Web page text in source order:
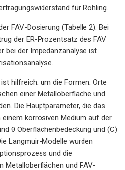
für Rohling.
FAV-Dosierung (Tabelle 2). Bei
der ER-Prozentsatz des FAV
bei der Impedanzanalyse ist
hilfreich, um die Formen, Orte
einer Metalloberfläche und
Die Hauptparameter, die das
korrosiven Medium auf der
θ Oberflächenbedeckung und (C)
Langmuir-Modelle wurden
und die
Metalloberflächen und PAV-